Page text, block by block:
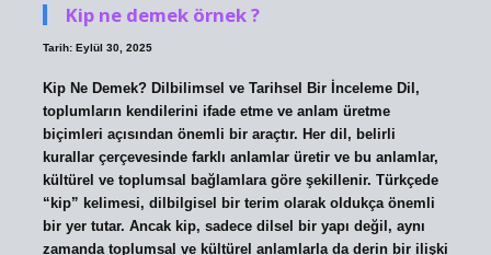
Kip ne demek örnek ?
Tarih: Eylül 30, 2025
Kip Ne Demek? Dilbilimsel ve Tarihsel Bir İnceleme Dil,
toplumların kendilerini ifade etme ve anlam üretme
biçimleri açısından önemli bir araçtır. Her dil, belirli
kurallar çerçevesinde farklı anlamlar üretir ve bu anlamlar,
kültürel ve toplumsal bağlamlara göre şekillenir. Türkçede
“kip” kelimesi, dilbilgisel bir terim olarak oldukça önemli
bir yer tutar. Ancak kip, sadece dilsel bir yapı değil, aynı
zamanda toplumsal ve kültürel anlamlarla da derin bir ilişki